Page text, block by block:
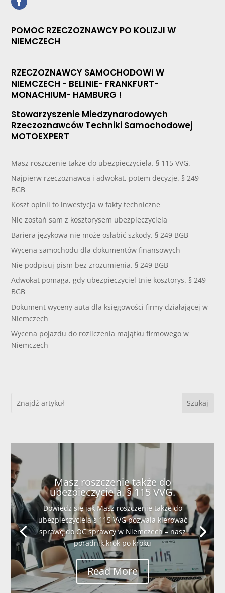
POMOC RZECZOZNAWCY PO KOLIZJI W
NIEMCZECH
RZECZOZNAWCY SAMOCHODOWI W
NIEMCZECH - BELINIE- FRANKFURT-
MONACHIUM- HAMBURG !
Stowarzyszenie Miedzynarodowych
Rzeczoznawców Techniki Samochodowej
MOTOEXPERT
Masz roszczenie także do ubezpieczyciela. § 115 VVG.
Najpierw rzeczoznawca i adwokat, potem decyzje. § 249
BGB
Koszt opinii to inwestycja w fakty techniczne
Nie zostań sam z kosztorysem ubezpieczyciela
Bariera językowa nie może osłabić szkody. § 249 BGB
Wycena samochodu dla dokumentów finansowych
Nie podpisuj pism bez zrozumienia. § 249 BGB
Adwokat pomaga, gdy ubezpieczyciel tnie kosztorys. § 249
BGB
Dokument wyceny auta dla księgowości firmy działającej w
Niemczech
Wycena pojazdu do rozliczenia majątku firmowego w
Niemczech
Masz roszczenie także do
ubezpieczyciela. § 115 VVG.
Dowiedz się jak Masz roszczenie także do
ubezpieczyciela § 115 VVG pozwala kierować
sprawę do OC sprawcy w Niemczech – nasz
poradnik krok po kroku
Read More